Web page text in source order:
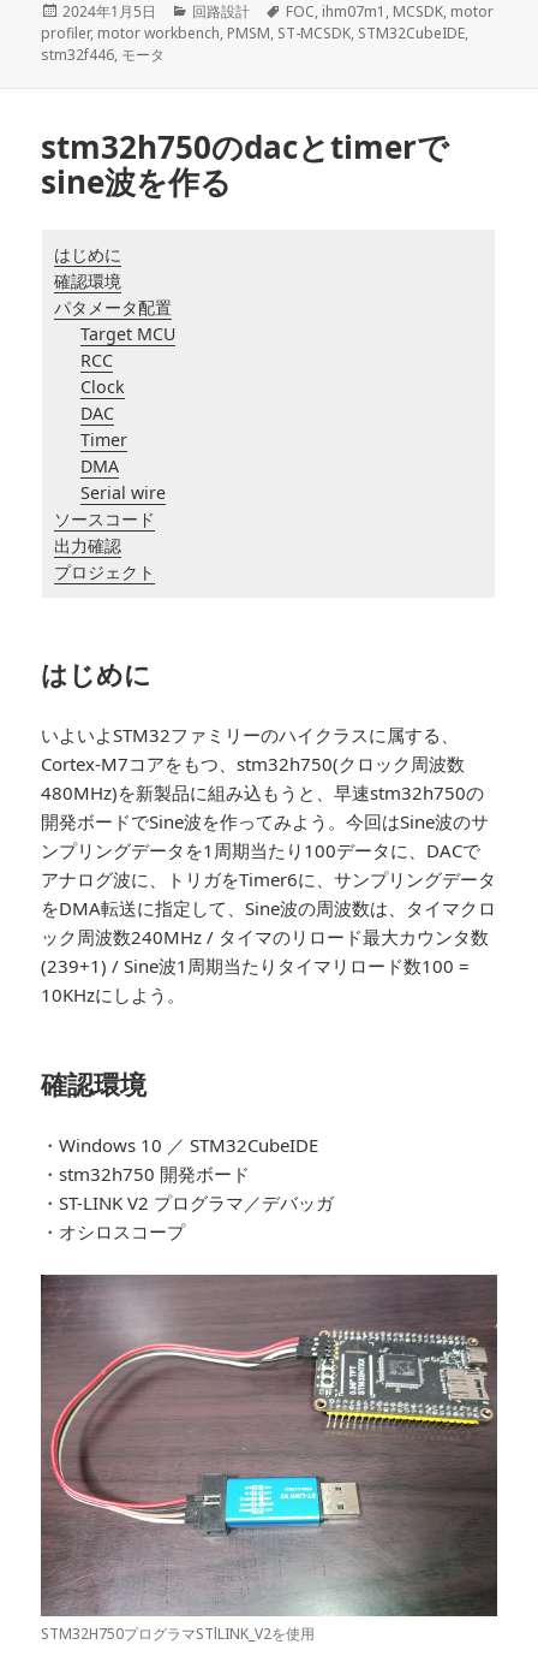
投
稿
日:
2024年1月5日
カ
テ
回路設計
タ
グ
FOC, ihm07m1 , MCSDK, motor
profiler, motor workbench, PMSM, ST-MCSDK, STM32CubeIDE,
stm32f446, モータ
stm32h750のdacとtimerで
sine波を作る
はじめに
確認環境
パタメータ配置
Target MCU
RCC
Clock
DAC
Timer
DMA
Serial wire
ソースコード
出力確認
プロジェクト
はじめに
いよいよSTM32ファミリーのハイクラスに属する、
Cortex-M7コアをもつ、stm32h750(クロック周波数
480MHz)を新製品に組み込もうと、早速stm32h750の
開発ボードでSine波を作ってみよう。今回はSine波のサ
ンプリングデータを1周期当たり100データに、DACで
アナログ波に、トリガをTimer6に、サンプリングデータ
をDMA転送に指定して、Sine波の周波数は、タイマクロ
ック周波数240MHz / タイマのリロード最大カウンタ数
(239+1) / Sine波1周期当たりタイマリロード数100 =
10KHzにしよう。
確認環境
・Windows 10 ／ STM32CubeIDE
・stm32h750 開発ボード
・ST-LINK V2 プログラマ／デバッガ
・オシロスコープ
STM32H750プログラマSTlLINK_V2を使用